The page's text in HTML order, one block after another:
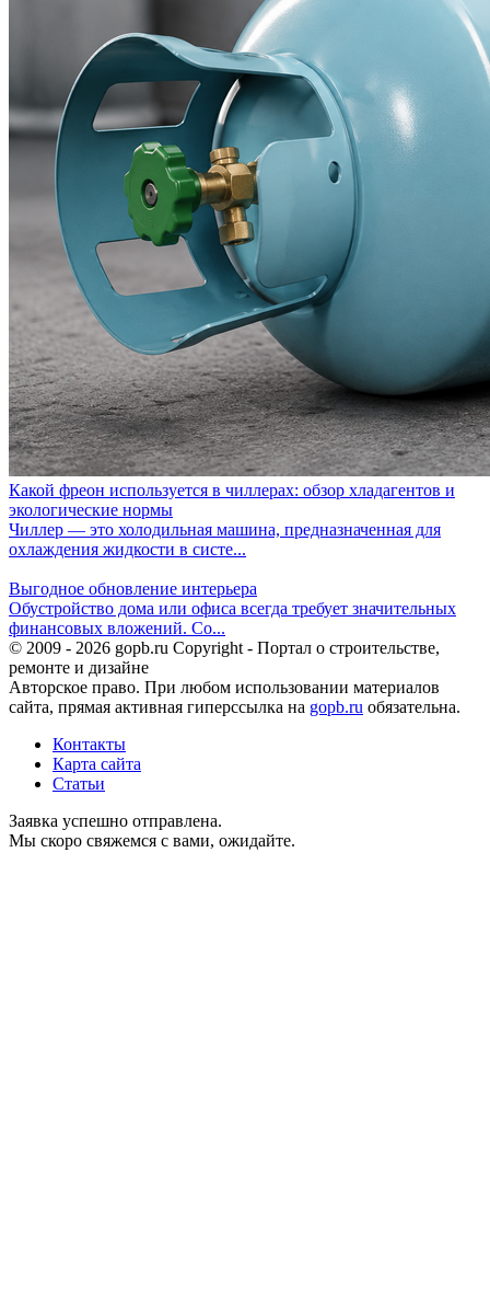
Какой фреон используется в чиллерах: обзор хладагентов и
экологические нормы
Чиллер — это холодильная машина, предназначенная для
охлаждения жидкости в систе...
Выгодное обновление интерьера
Обустройство дома или офиса всегда требует значительных
финансовых вложений. Со...
© 2009 - 2026 gopb.ru Copyright - Портал о строительстве,
ремонте и дизайне
Авторское право. При любом использовании материалов
сайта, прямая активная гиперссылка на gopb.ru обязательна.
Контакты
Карта сайта
Статьи
Заявка успешно отправлена.
Мы скоро свяжемся с вами, ожидайте.